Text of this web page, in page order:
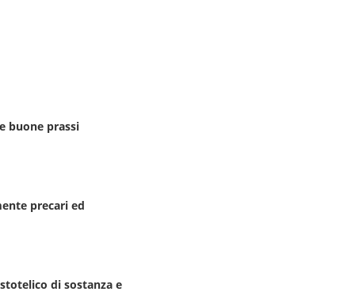
buone prassi
precari ed
di sostanza e